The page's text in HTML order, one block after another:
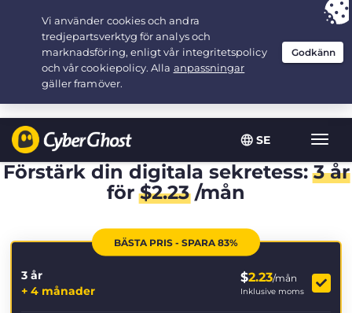
SE
Växla
Your choice:The Best Dealfor 3.3333333333333-years at $
/month
Förstärk din digitala sekretess:3 år
för$2.23/mån
BÄSTA PRIS - SPARA 83%
3 år
+ 4 månader
$2.23/mån
Inklusive moms